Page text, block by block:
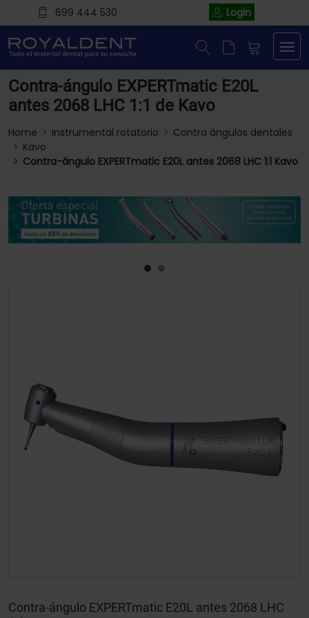
699 444 530 Login
Contra-ángulo EXPERTmatic E20L
antes 2068 LHC 1:1 de Kavo
Home Instrumental rotatorio
Contra ángulos dentales
Kavo
Contra-ángulo EXPERTmatic E20L antes 2068 LHC 1:1 Kavo
Contra-ángulo EXPERTmatic E20L antes 2068 LHC